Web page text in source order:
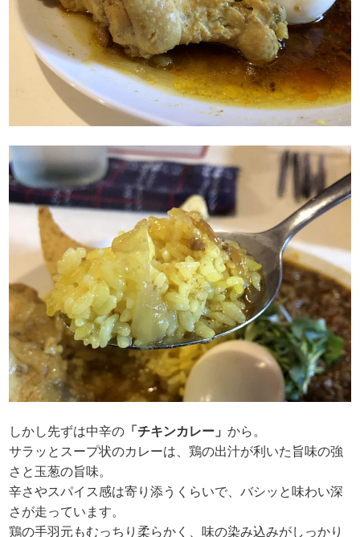
しかし先ずは中辛の 「チキンカレー」から。
サラッとスープ状のカレーは、鶏の出汁が利いた旨味の強
さと玉葱の旨味。
辛さやスパイス感は寄り添うくらいで、バシッと味わい深
さが走っています。
鶏の手羽元もむっちり柔らかく、味の染み込みがしっかり